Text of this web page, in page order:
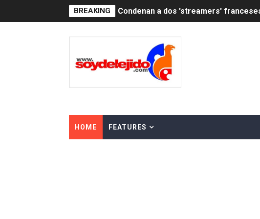
BREAKING Condenan a dos 'streamers'
La nube sahariana número 14 se ha
Tasa del dólar jueves 06 de agosto de
HOME FEATURES